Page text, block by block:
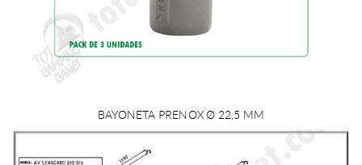
BAYONETA PRENOX Ø 22,5 MM